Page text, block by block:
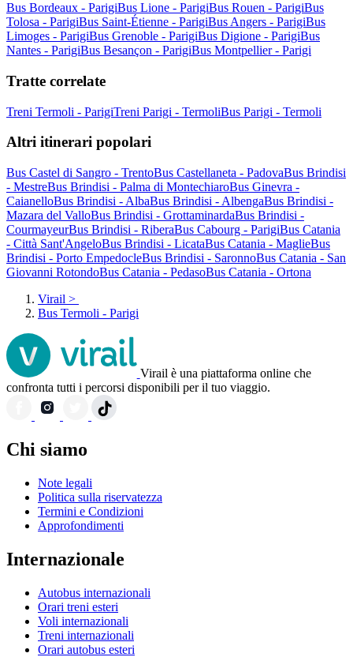
Bus Bordeaux - ParigiBus Lione - ParigiBus Rouen - ParigiBus
Tolosa - ParigiBus Saint-Étienne - ParigiBus Angers - ParigiBus
Limoges - ParigiBus Grenoble - ParigiBus Digione - ParigiBus
Nantes - ParigiBus Besançon - ParigiBus Montpellier - Parigi
Tratte correlate
Treni Termoli - ParigiTreni Parigi - TermoliBus Parigi - Termoli
Altri itinerari popolari
Bus Castel di Sangro - TrentoBus Castellaneta - PadovaBus Brindisi
- MestreBus Brindisi - Palma di MontechiaroBus Ginevra -
CaianelloBus Brindisi - AlbaBus Brindisi - AlbengaBus Brindisi -
Mazara del ValloBus Brindisi - GrottaminardaBus Brindisi -
CourmayeurBus Brindisi - RiberaBus Cabourg - ParigiBus Catania
- Città Sant'AngeloBus Brindisi - LicataBus Catania - MaglieBus
Brindisi - Porto EmpedocleBus Brindisi - SaronnoBus Catania - San
Giovanni RotondoBus Catania - PedasoBus Catania - Ortona
Virail >
Bus Termoli - Parigi
Virail è una piattaforma online che
confronta tutti i percorsi disponibili per il tuo viaggio.
Chi siamo
Note legali
Politica sulla riservatezza
Termini e Condizioni
Approfondimenti
Internazionale
Autobus internazionali
Orari treni esteri
Voli internazionali
Treni internazionali
Orari autobus esteri